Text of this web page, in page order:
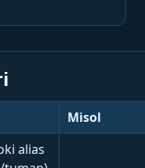
Misol
alias